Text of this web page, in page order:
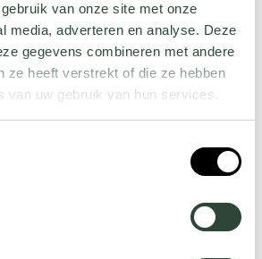
van onze site met onze
media, adverteren en analyse. Deze
gegevens combineren met andere
ze heeft verstrekt of die ze hebben
van uw gebruik van hun services.